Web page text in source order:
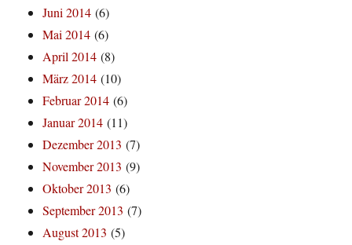
Juni 2014 (6)
Mai 2014 (6)
April 2014 (8)
März 2014 (10)
Februar 2014 (6)
Januar 2014 (11)
Dezember 2013 (7)
November 2013 (9)
Oktober 2013 (6)
September 2013 (7)
August 2013 (5)